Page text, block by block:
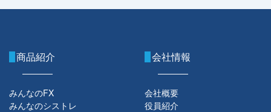
商品紹介
みんなのFX
みんなのシストレ
会社情報
会社概要
役員紹介